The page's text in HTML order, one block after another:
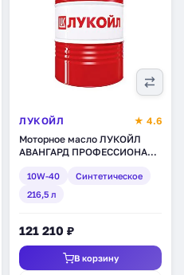
ЛУКОЙЛ
★ 4.6
Моторное масло ЛУКОЙЛ
АВАНГАРД ПРОФЕССИОНАЛ
синтетическое, 216,5 л
(3048582)
10W-40
Синтетическое
216,5 л
121 210 ₽
В корзину